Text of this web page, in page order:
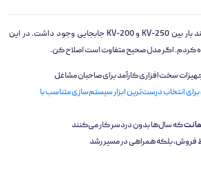
نکته: در متن اصلی محصول چند بار بین KV-250 و KV-200 جابجایی وجود داشت. در این
سخت‌افزاری کارآمد برای صاحبان مشاغل
برای انتخاب درست‌ترین ابزار سیستم‌سازی متناسب با
که سال‌ها بدون دردسر کار می‌کنند
فروش، بلکه همراهی در مسیر رشد